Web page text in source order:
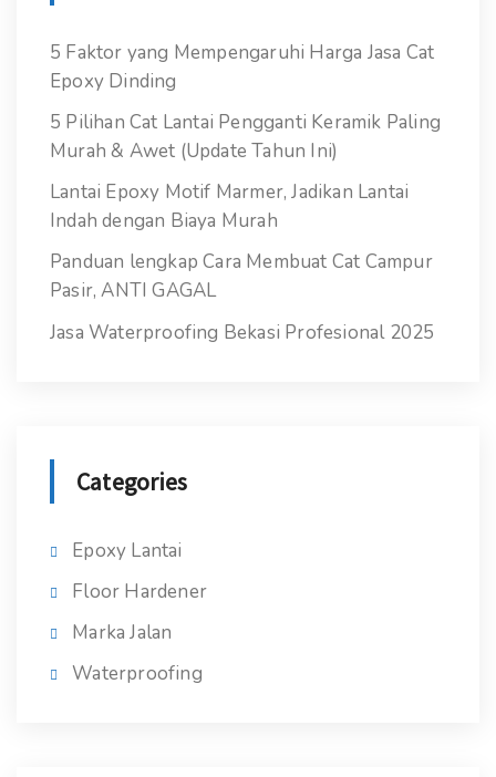
5 Faktor yang Mempengaruhi Harga Jasa Cat
Epoxy Dinding
5 Pilihan Cat Lantai Pengganti Keramik Paling
Murah & Awet (Update Tahun Ini)
Lantai Epoxy Motif Marmer, Jadikan Lantai
Indah dengan Biaya Murah
Panduan lengkap Cara Membuat Cat Campur
Pasir, ANTI GAGAL
Jasa Waterproofing Bekasi Profesional 2025
Categories
Epoxy Lantai
Floor Hardener
Marka Jalan
Waterproofing